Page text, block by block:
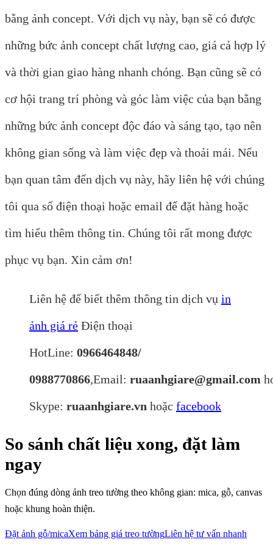
bằng ảnh concept. Với dịch vụ này, bạn sẽ có được
những bức ảnh concept chất lượng cao, giá cả hợp lý
và thời gian giao hàng nhanh chóng. Bạn cũng sẽ có
cơ hội trang trí phòng và góc làm việc của bạn bằng
những bức ảnh concept độc đáo và sáng tạo, tạo nên
không gian sống và làm việc đẹp và thoải mái. Nếu
bạn quan tâm đến dịch vụ này, hãy liên hệ với chúng
tôi qua số điện thoại hoặc email để đặt hàng hoặc
tìm hiểu thêm thông tin. Chúng tôi rất mong được
phục vụ bạn. Xin cảm ơn!
Liên hệ để biết thêm thông tin dịch vụ in
ảnh giá rẻ Điện thoại
HotLine: 0966464848/
0988770866,Email: ruaanhgiare@gmail.com
Skype: ruaanhgiare.vn hoặc facebook
So sánh chất liệu xong, đặt làm
ngay
Chọn đúng dòng ảnh treo tường theo không gian: mica, gỗ, canvas
hoặc khung hoàn thiện.
Đặt ảnh gỗ/micaXem bảng giá treo tườngLiên hệ tư vấn nhanh